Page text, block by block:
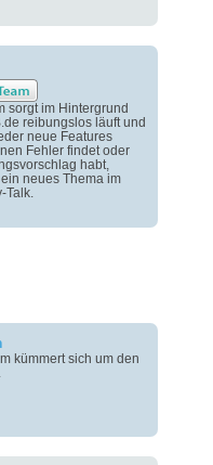
sorgt im Hintergrund
reibungslos läuft und
neue Features
Fehler findet oder
habt,
neues Thema im
Talk.
kümmert sich um den